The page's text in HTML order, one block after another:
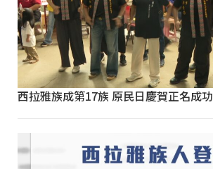
西拉雅族成第17族 原民日慶賀正名成功